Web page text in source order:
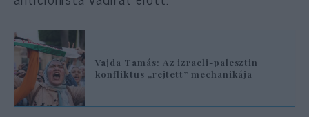
Vajda Tamás: Az izraeli-palesztin
konfliktus „rejtett” mechanikája